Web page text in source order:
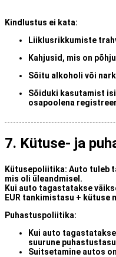
Kindlustus ei kata:
Liiklusrikkumiste
Kahjusid, mis on
Sõitu alkoholi või
Sõiduki kasutamist
osapoolena
7. Kütuse- ja
Kütusepoliitika: Auto tuleb
mis oli üleandmisel.
Kui auto tagastatakse
EUR tankimistasu + kütuse
Puhastuspoliitika:
Kui auto
suurune puhastustasu
Suitsetamine autos on